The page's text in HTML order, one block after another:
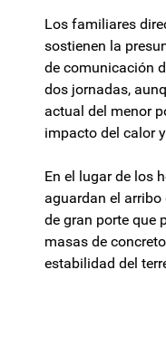
Los familiares
sostienen la
de comunicación
dos jornadas,
actual del menor
impacto del calor
En el lugar de los
aguardan el
de gran porte que
masas de
estabilidad del